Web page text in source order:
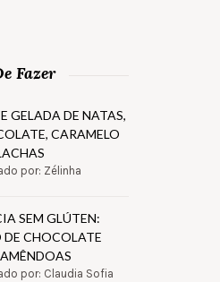
Fazer
GELADA DE NATAS,
CARAMELO
por: Zélinha
SEM GLÚTEN:
DE CHOCOLATE
por: Claudia Sofia